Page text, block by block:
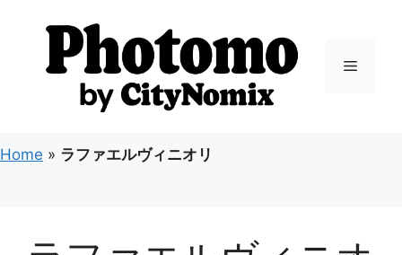
ス
キ
メ
Home » ラファエルヴィニオリ